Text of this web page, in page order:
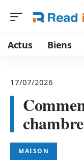
Actus Biens
17/07/2026
MAISON